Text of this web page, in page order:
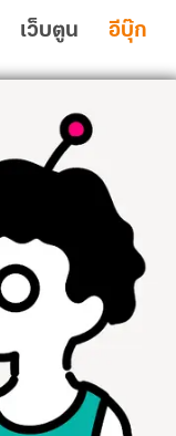
เว็บตูน อีบุ๊ก